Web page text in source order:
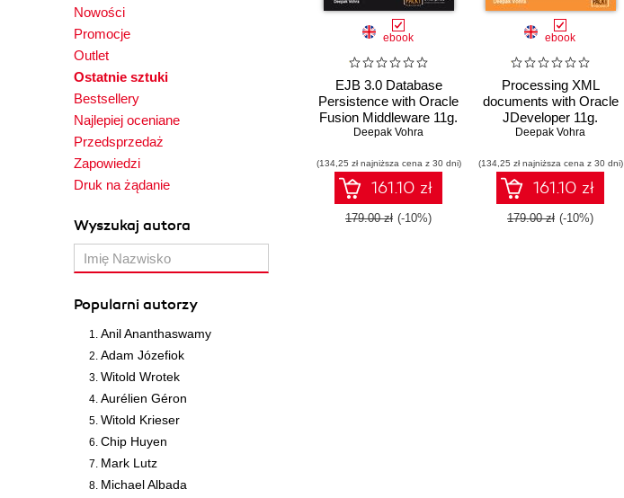
Nowości
Promocje
Outlet
Ostatnie sztuki
Bestsellery
Najlepiej oceniane
Przedsprzedaż
Zapowiedzi
Druk na żądanie
Wyszukaj autora
Popularni autorzy
Anil Ananthaswamy
Adam Józefiok
Witold Wrotek
Aurélien Géron
Witold Krieser
Chip Huyen
Mark Lutz
Michael Albada
ebook
EJB 3.0 Database
Persistence with Oracle
Fusion Middleware 11g.
This book walks you
usage of EJB 3.0
database persistence
with Oracle Fusion
Middleware. Lots of
Deepak Vohra
(134,25 zł najniższa cena z 30 dni)
161.10 zł
179.00 zł (-10%)
ebook
Processing XML
documents with Oracle
JDeveloper 11g.
Creating, validating, and
documents with
Oracle's IDE
Deepak Vohra
(134,25 zł najniższa cena z 30 dni)
161.10 zł
179.00 zł (-10%)